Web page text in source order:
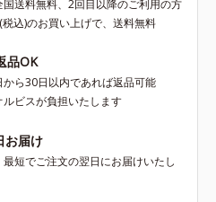
送料無料、2回目以降のご利用の方
込)のお買い上げで、送料無料
品OK
ら30日以内であれば返品可能
ビスが負担いたします
お届け
短でご注文の翌日にお届けいたし